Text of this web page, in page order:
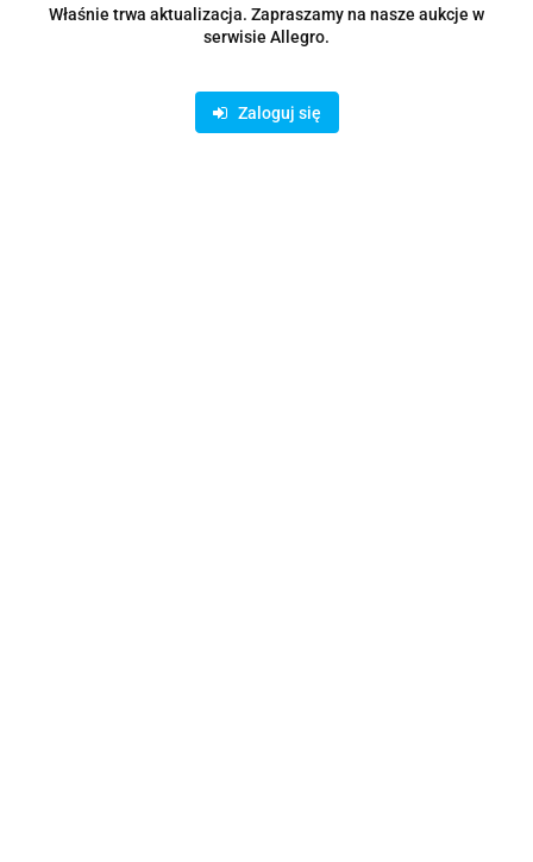
Właśnie trwa aktualizacja. Zapraszamy na nasze aukcje w
serwisie Allegro.
Zaloguj się